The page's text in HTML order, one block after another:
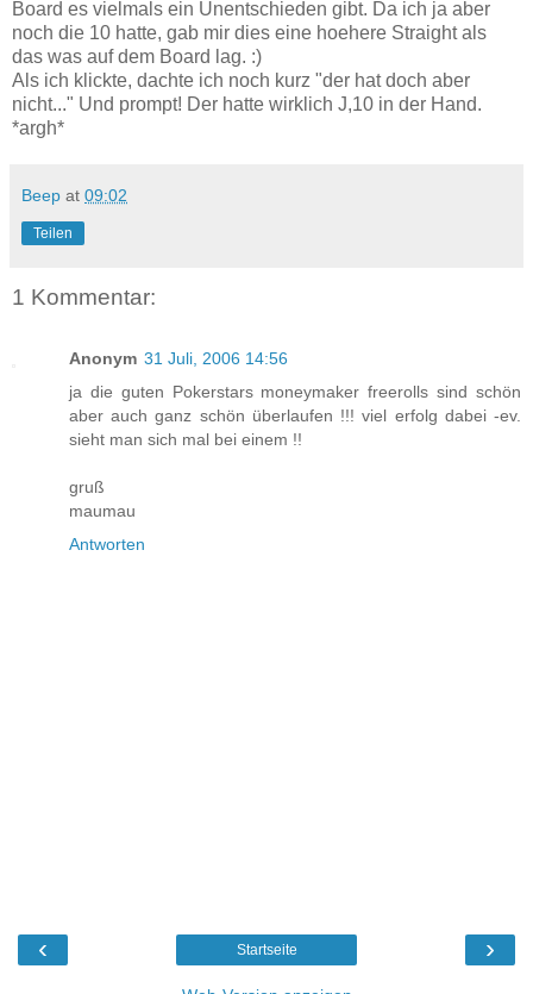
Board es vielmals ein Unentschieden gibt. Da ich ja aber
noch die 10 hatte, gab mir dies eine hoehere Straight als
das was auf dem Board lag. :)
Als ich klickte, dachte ich noch kurz "der hat doch aber
nicht..." Und prompt! Der hatte wirklich J,10 in der Hand.
*argh*
Beep at 09:02
Teilen
1 Kommentar:
Anonym 31 Juli, 2006 14:56
ja die guten Pokerstars moneymaker freerolls sind schön
aber auch ganz schön überlaufen !!! viel erfolg dabei -ev.
sieht man sich mal bei einem !!
gruß
maumau
Antworten
‹ ›
Startseite